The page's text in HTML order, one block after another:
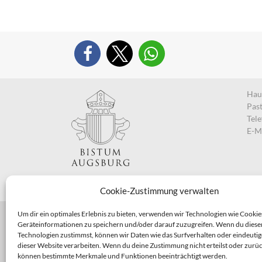
Cookie-Zustimmung verwalten
Um dir ein optimales Erlebnis zu bieten, verwenden wir Technologien wie
Geräteinformationen zu speichern und/oder darauf zuzugreifen. Wenn du
Technologien zustimmst, können wir Daten wie das Surfverhalten oder
dieser Website verarbeiten. Wenn du deine Zustimmung nicht erteilst oder
können bestimmte Merkmale und Funktionen beeinträchtigt werden.
E-